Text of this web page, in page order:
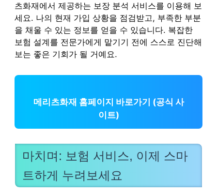
츠화재에서 제공하는 보장 분석 서비스를 이용해 보
세요. 나의 현재 가입 상황을 점검받고, 부족한 부분
을 채울 수 있는 정보를 얻을 수 있습니다. 복잡한
보험 설계를 전문가에게 맡기기 전에 스스로 진단해
보는 좋은 기회가 될 거예요.
메리츠화재 홈페이지 바로가기 (공식 사
이트)
마치며: 보험 서비스, 이제 스마
트하게 누려보세요